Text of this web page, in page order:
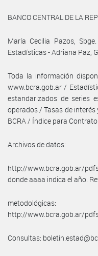
BANCO CENTRAL DE LA
María Cecilia Pazos,
Estadísticas - Adriana Paz,
Toda la información
www.bcra.gob.ar /
estandarizados de series
operados / Tasas de
BCRA / Índice para
Archivos de datos:
http://www.bcra.gob.ar/
donde aaaa indica el año.
metodológicas:
http://www.bcra.gob.ar/
Consultas: